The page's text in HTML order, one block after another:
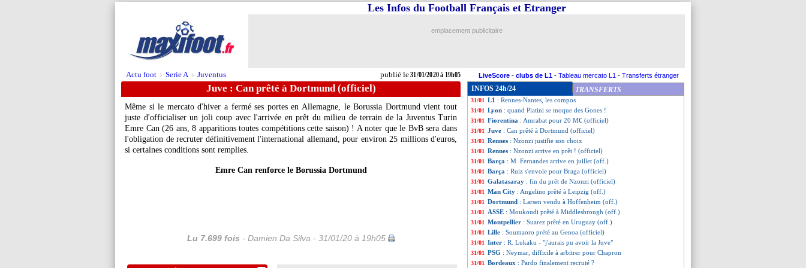
Actu foot > Serie A > Juventus publié le31/01/2020 à 19h05
Les Infos du Football Français et Etranger
emplacement publicitaire
LiveScore - clubs de L1 - Tableau mercato L1 - Transferts étranger
Juve : Can prêté à Dortmund (officiel)
Même si le mercato d'hiver a fermé ses portes en Allemagne, le Borussia Dortmund vient tout
juste d'officialiser un joli coup avec l'arrivée en prêt du milieu de terrain de la Juventus Turin
Emre Can(26 ans, 8 apparitions toutes compétitions cette saison) ! A noter que le BvB sera dans
l'obligation de recruter définitivement l'international allemand, pour environ 25 millions d'euros,
si certaines conditions sont remplies.
Emre Can renforce le Borussia Dortmund
Lu 7.699 fois - Damien Da Silva - 31/01/20 à 19h05
INFOS 24h/24 TRANSFERTS
31/01 Amiens : accord de principe pour Wanyama !
31/01 Leverkusen
31/01 Lyon Duchère: Bahlouli, c'est signé (officiel)
31/01 Juve: Pjaca prêté à Anderlecht (officiel)
31/01 L1 : Rennes-Nantes, les compos
31/01 Lyon : quand Platini se moque des Gones !
31/01 Fiorentina : Amrabat pour 20 M€ (officiel)
31/01 Juve : Can prêté à Dortmund (officiel)
31/01 Rennes : Nzonzi justifie son choix
31/01 Rennes : Nzonzi arrive en prêt ! (officiel)
31/01 Barça : M. Fernandes arrive en juillet (off.)
31/01 Barça : Ruiz s'envole pour Braga (officiel)
31/01 Galatasaray : fin du prêt de Nzonzi (officiel)
31/01 Man City : Angelino prêté à Leipzig (off.)
31/01 Dortmund : Larsen vendu à Hoffenheim (off.)
31/01 ASSE : Moukoudi prêté à Middlesbrough (off.)
31/01 Montpellier : Suarez prêté en Uruguay (off.)
31/01 Lille : Soumaoro prêté au Genoa (officiel)
31/01 Inter : R. Lukaku - "j'aurais pu avoir la Juve"
31/01 PSG : Neymar, difficile à arbitrer pour Chapron
31/01 Bordeaux : Pardo finalement recruté ?